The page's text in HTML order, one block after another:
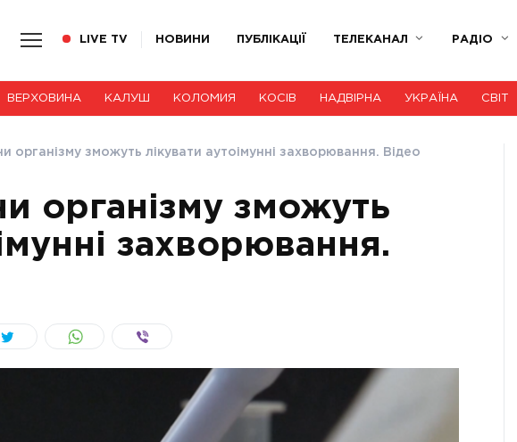
LIVE TV НОВИНИ ПУБЛІКАЦІЇ ТЕЛЕКАНАЛ РАДІО
ВЕРХОВИНА КАЛУШ КОЛОМИЯ КОСІВ НАДВІРНА УКРАЇНА СВІТ
організму зможуть лікувати аутоімунні захворювання. Відео
організму зможуть
захворювання.